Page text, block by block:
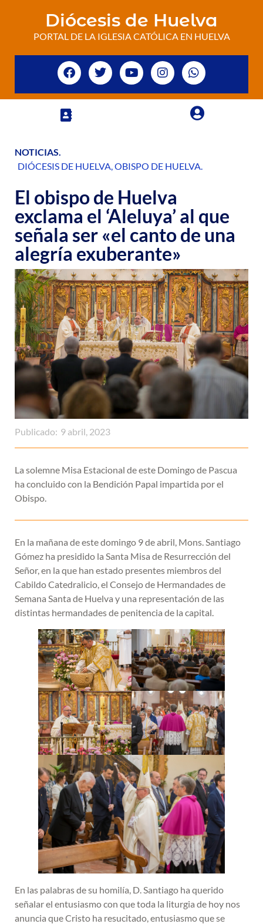
Diócesis de Huelva
PORTAL DE LA IGLESIA CATÓLICA EN HUELVA
NOTICIAS.
DIÓCESIS DE HUELVA,OBISPO DE HUELVA.
El obispo de Huelva
exclama el ‘Aleluya’ al que
señala ser «el canto de una
alegría exuberante»
Publicado: 9 abril, 2023
La solemne Misa Estacional de este Domingo de Pascua
ha concluido con la Bendición Papal impartida por el
Obispo.
En la mañana de este domingo 9 de abril, Mons. Santiago
Gómez ha presidido la Santa Misa de Resurrección del
Señor, en la que han estado presentes miembros del
Cabildo Catedralicio, el Consejo de Hermandades de
Semana Santa de Huelva y una representación de las
distintas hermandades de penitencia de la capital.
En las palabras de su homilía, D. Santiago ha querido
señalar el entusiasmo con que toda la liturgia de hoy nos
anuncia que Cristo ha resucitado, entusiasmo que se